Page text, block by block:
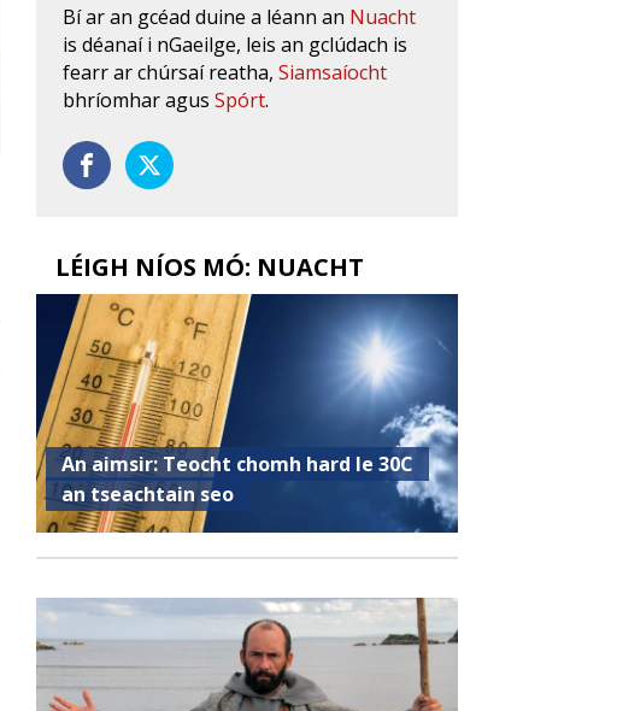
Bí ar an gcéad duine a léann an Nuacht
is déanaí i nGaeilge, leis an gclúdach is
fearr ar chúrsaí reatha,Siamsaíocht
bhríomhar agusSpórt.
LÉIGH NÍOS MÓ: NUACHT
An aimsir: Teocht chomh hard le 30C
an tseachtain seo